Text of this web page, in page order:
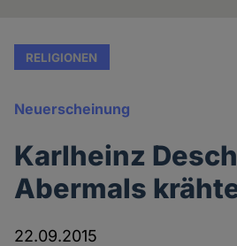
RELIGIONEN
Neuerscheinung
Karlheinz
Abermals
22.09.2015